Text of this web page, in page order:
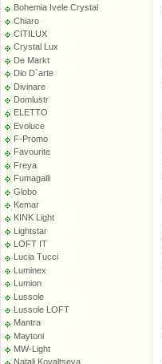
Bohemia Ivele Crystal
Chiaro
CITILUX
Crystal Lux
De Markt
Dio D`arte
Divinare
Domlustr
ELETTO
Evoluce
F-Promo
Favourite
Freya
Fumagalli
Globo
Kemar
KINK Light
Lightstar
LOFT IT
Lucia Tucci
Luminex
Lumion
Lussole
Lussole LOFT
Mantra
Maytoni
MW-Light
Natali Kovaltseva